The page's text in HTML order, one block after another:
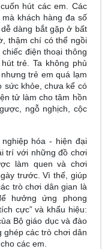
hút các em. Các
khách hàng đa số
dàng bắt gặp ở bất
thậm chí có thể ngồi
điện thoại thông
trẻ. Ta không phủ
trẻ em quá lạm
sức khỏe, chưa kể có
tử làm cho tâm hồn
ngỗ nghịch, cộc
hóa - hiện đại
trí với những đồ chơi
làm quen và chơi
trước. Vì thế, giúp
trò chơi dân gian là
hưởng ứng phong
cực” và khẩu hiệu:
Bộ giáo dục và đào
ghép các trò chơi dân
các em.